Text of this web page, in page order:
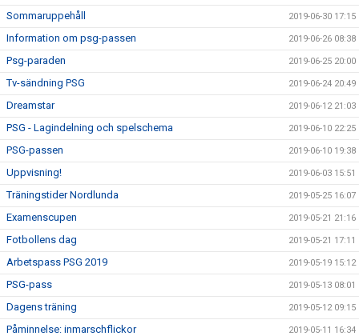
Sommaruppehåll 2019-06-30 17:15
Information om psg-passen 2019-06-26 08:38
Psg-paraden 2019-06-25 20:00
Tv-sändning PSG 2019-06-24 20:49
Dreamstar 2019-06-12 21:03
PSG - Lagindelning och spelschema 2019-06-10 22:25
PSG-passen 2019-06-10 19:38
Uppvisning! 2019-06-03 15:51
Träningstider Nordlunda 2019-05-25 16:07
Examenscupen 2019-05-21 21:16
Fotbollens dag 2019-05-21 17:11
Arbetspass PSG 2019 2019-05-19 15:12
PSG-pass 2019-05-13 08:01
Dagens träning 2019-05-12 09:15
Påminnelse: inmarschflickor 2019-05-11 16:34